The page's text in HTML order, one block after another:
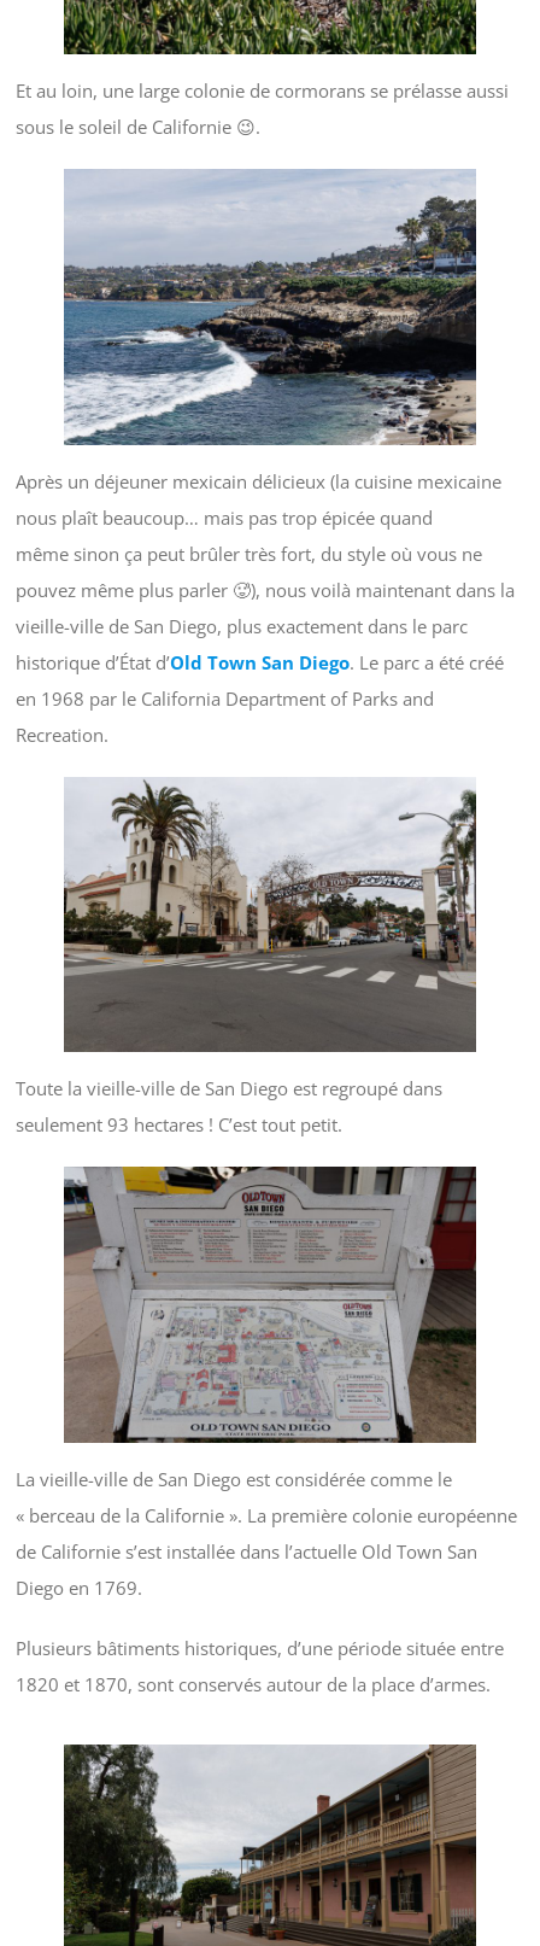
Et au loin, une large colonie de cormorans se prélasse aussi
sous le soleil de Californie 😉.
Après un déjeuner mexicain délicieux (la cuisine mexicaine
nous plaît beaucoup… mais pas trop épicée quand
même sinon ça peut brûler très fort, du style où vous ne
pouvez même plus parler 🥵), nous voilà maintenant dans la
vieille-ville de San Diego, plus exactement dans le parc
historique d’État d’Old Town San Diego. Le parc a été créé
en 1968 par le California Department of Parks and
Recreation.
Toute la vieille-ville de San Diego est regroupé dans
seulement 93 hectares ! C’est tout petit.
La vieille-ville de San Diego est considérée comme le
« berceau de la Californie ». La première colonie européenne
de Californie s’est installée dans l’actuelle Old Town San
Diego en 1769.
Plusieurs bâtiments historiques, d’une période située entre
1820 et 1870, sont conservés autour de la place d’armes.